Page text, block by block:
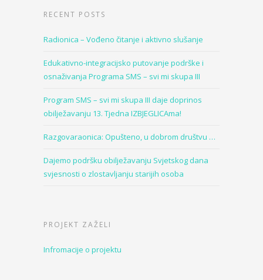
RECENT POSTS
Radionica – Vođeno čitanje i aktivno slušanje
Edukativno-integracijsko putovanje podrške i
osnaživanja Programa SMS – svi mi skupa III
Program SMS – svi mi skupa III daje doprinos
obilježavanju 13. Tjedna IZBJEGLICAma!
Razgovaraonica: Opušteno, u dobrom društvu …
Dajemo podršku obilježavanju Svjetskog dana
svjesnosti o zlostavljanju starijih osoba
PROJEKT ZAŽELI
Infromacije o projektu